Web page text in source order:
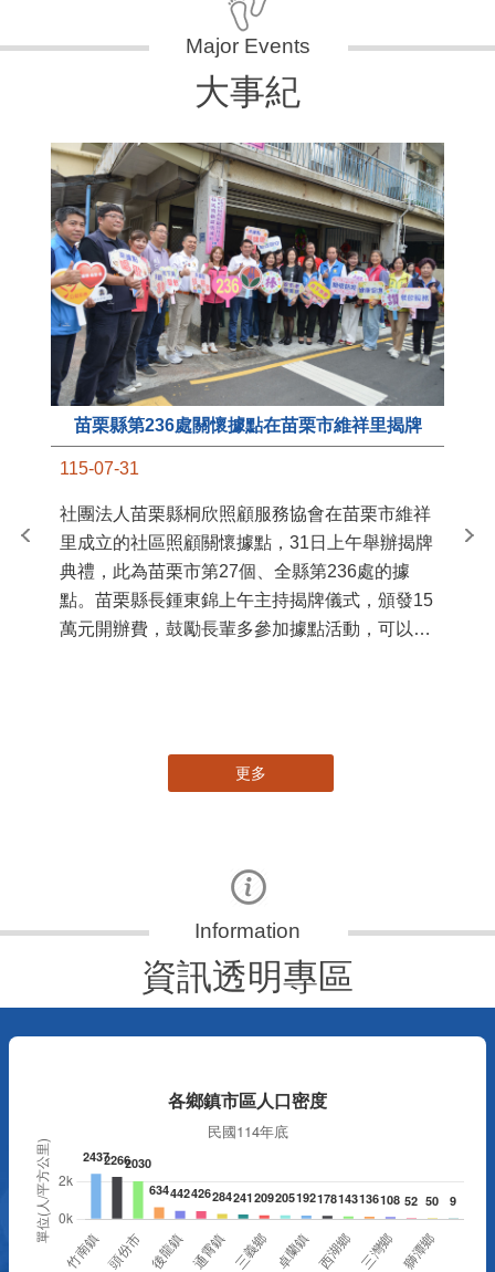
大事紀
苗栗縣第236處關懷據點在苗栗市維祥里揭牌
115-07-31
社團法人苗栗縣桐欣照顧服務協會在苗栗市維祥
里成立的社區照顧關懷據點，31日上午舉辦揭牌
典禮，此為苗栗市第27個、全縣第236處的據
點。苗栗縣長鍾東錦上午主持揭牌儀式，頒發15
萬元開辦費，鼓勵長輩多參加據點活動，可以更
苗
更多
資訊透明專區